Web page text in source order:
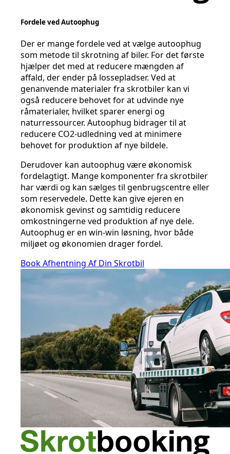
Fordele ved Autoophug
Der er mange fordele ved at vælge autoophug
som metode til skrotning af biler. For det første
hjælper det med at reducere mængden af
affald, der ender på lossepladser. Ved at
genanvende materialer fra skrotbiler kan vi
også reducere behovet for at udvinde nye
råmaterialer, hvilket sparer energi og
naturressourcer. Autoophug bidrager til at
reducere CO2-udledning ved at minimere
behovet for produktion af nye bildele.
Derudover kan autoophug være økonomisk
fordelagtigt. Mange komponenter fra skrotbiler
har værdi og kan sælges til genbrugscentre eller
som reservedele. Dette kan give ejeren en
økonomisk gevinst og samtidig reducere
omkostningerne ved produktion af nye dele.
Autoophug er en win-win løsning, hvor både
miljøet og økonomien drager fordel.
Book Afhentning Af Din Skrotbil